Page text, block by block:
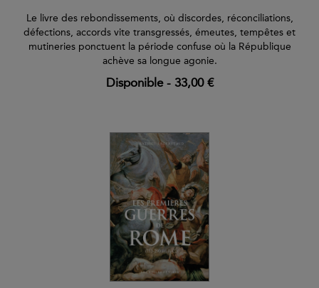
Le livre des rebondissements, où discordes, réconciliations,
défections, accords vite transgressés, émeutes, tempêtes et
mutineries ponctuent la période confuse où la République
achève sa longue agonie.
Disponible- 33,00 €